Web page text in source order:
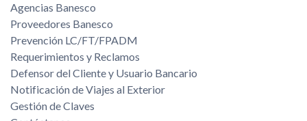
Agencias Banesco
Proveedores Banesco
Prevención LC/FT/FPADM
Requerimientos y Reclamos
Defensor del Cliente y Usuario Bancario
Notificación de Viajes al Exterior
Gestión de Claves